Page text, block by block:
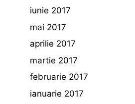
iunie 2017
mai 2017
aprilie 2017
martie 2017
februarie 2017
ianuarie 2017